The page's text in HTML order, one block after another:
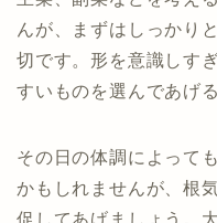
んが、まずはしっかり
切です。形を意識しす
すいものを選んであげ
その日の体調によって
かもしれませんが、根